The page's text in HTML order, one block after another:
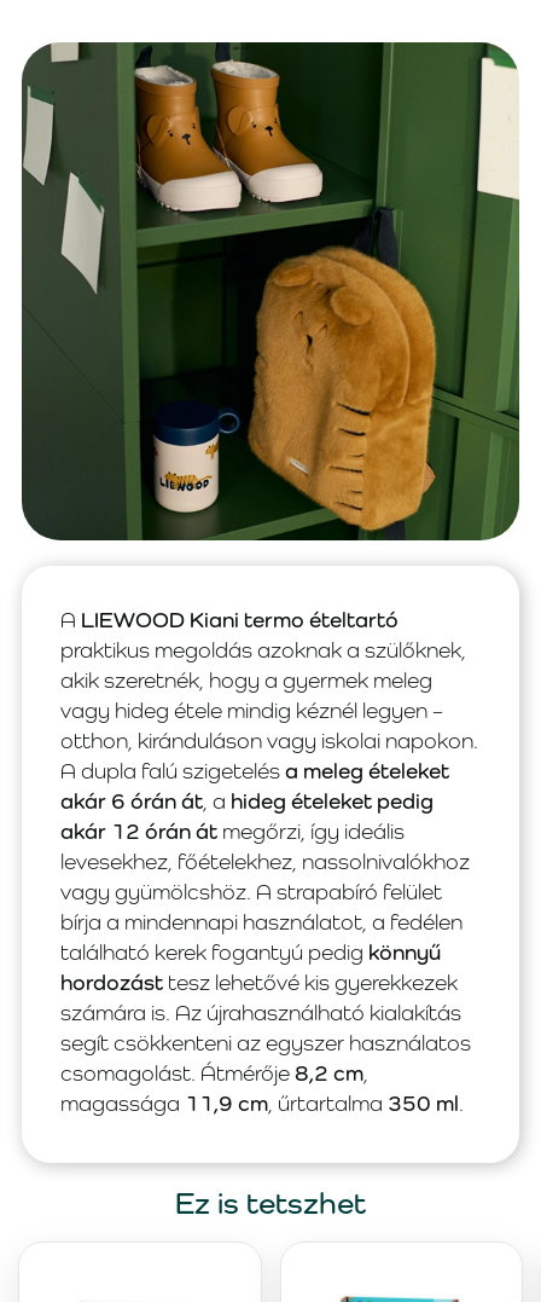
A LIEWOOD Kiani termo ételtartó
praktikus megoldás azoknak a szülőknek,
akik szeretnék, hogy a gyermek meleg
vagy hideg étele mindig kéznél legyen –
otthon, kiránduláson vagy iskolai napokon.
A dupla falú szigetelésa meleg ételeket
akár 6 órán át , a hideg ételeket pedig
akár 12 órán át megőrzi, így ideális
levesekhez, főételekhez, nassolnivalókhoz
vagy gyümölcshöz. A strapabíró felület
bírja a mindennapi használatot, a fedélen
található kerek fogantyú pedig könnyű
hordozást tesz lehetővé kis gyerekkezek
számára is. Az újrahasználható kialakítás
segít csökkenteni az egyszer használatos
csomagolást. Átmérője8,2 cm
magassága 11,9 cm , űrtartalma 350 ml.
Ez is tetszhet